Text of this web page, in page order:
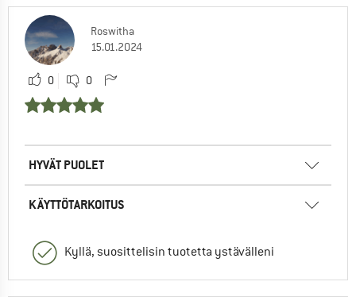
Roswitha
15.01.2024
0 0
HYVÄT PUOLET
KÄYTTÖTARKOITUS
Kyllä, suosittelisin tuotetta ystävälleni